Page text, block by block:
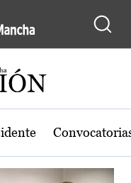
de Castilla-